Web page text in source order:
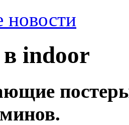
новости
indoor